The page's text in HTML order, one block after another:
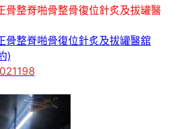
骨整脊啪骨整骨復位針炙及拔罐醫
骨整脊啪骨復位針炙及拔罐醫舘
)